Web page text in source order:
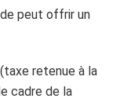
peut offrir un
retenue à la
cadre de la